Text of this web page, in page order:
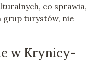
co sprawia,
grup turystów, nie
w Krynicy-